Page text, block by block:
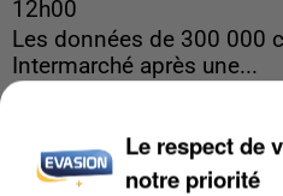
12h00
Les données de 300 000
Intermarché après une...
Les données bancaires
Le respect de
notre priorité